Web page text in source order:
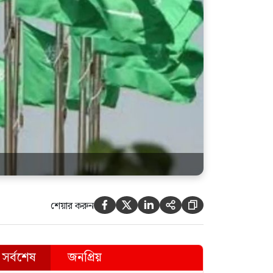
দেশকে অস্থিতিশীল করার ষড়যন্ত্র
করছে স্বৈরাচারের দোসররা:
প্রতিমন্ত্রী টুকু
শেয়ার করুন     
সর্বশেষ জনপ্রিয়